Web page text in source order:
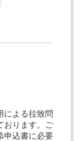
よる拉致問
おります。ご
申込書に必要